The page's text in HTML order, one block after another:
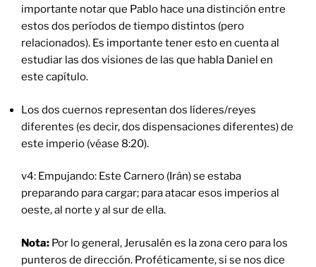
importante notar que Pablo hace una distinción entre
estos dos períodos de tiempo distintos (pero
relacionados). Es importante tener esto en cuenta al
estudiar las dos visiones de las que habla Daniel en
este capítulo.
Los dos cuernos representan dos líderes/reyes
diferentes (es decir, dos dispensaciones diferentes) de
este imperio (véase 8:20).
v4: Empujando: Este Carnero (Irán) se estaba
preparando para cargar; para atacar esos imperios al
oeste, al norte y al sur de ella.
Nota: Por lo general, Jerusalén es la zona cero para los
punteros de dirección. Proféticamente, si se nos dice